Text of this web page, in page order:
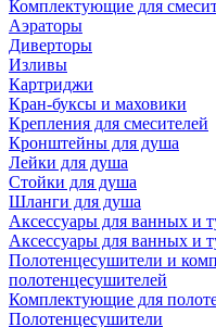
Комплектующие для
Аэраторы
Диверторы
Изливы
Картриджи
Кран-буксы и маховики
Крепления для смесителей
Кронштейны для душа
Лейки для душа
Стойки для душа
Шланги для душа
Аксессуары для ванных и
Аксессуары для ванных и
Полотенцесушители и
полотенцесушителей
Комплектующие для
Полотенцесушители